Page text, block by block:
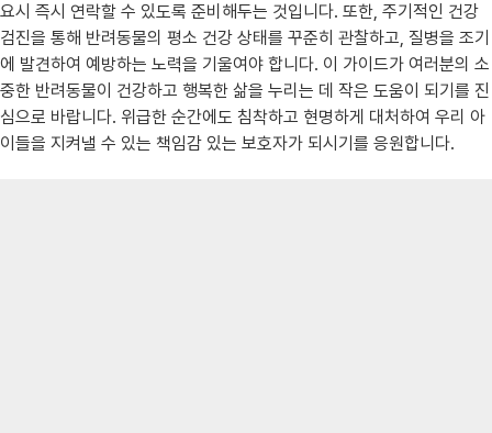
요시 즉시 연락할 수 있도록 준비해두는 것입니다. 또한, 주기적인 건강
검진을 통해 반려동물의 평소 건강 상태를 꾸준히 관찰하고, 질병을 조기
에 발견하여 예방하는 노력을 기울여야 합니다. 이 가이드가 여러분의 소
중한 반려동물이 건강하고 행복한 삶을 누리는 데 작은 도움이 되기를 진
심으로 바랍니다. 위급한 순간에도 침착하고 현명하게 대처하여 우리 아
이들을 지켜낼 수 있는 책임감 있는 보호자가 되시기를 응원합니다.